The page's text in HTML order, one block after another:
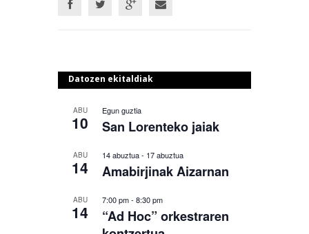
Datozen ekitaldiak
ABU
10
Egun guztia
San Lorenteko jaiak
ABU
14
14 abuztua- 17 abuztua
Amabirjinak Aizarnan
ABU
14
7:00 pm- 8:30 pm
“Ad Hoc” orkestraren